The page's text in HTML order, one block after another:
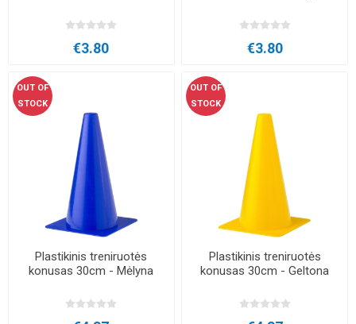
€3.80 €3.80
OUT OF
STOCK
Plastikinis treniruotės
konusas 30cm - Mėlyna
OUT OF
STOCK
Plastikinis treniruotės
konusas 30cm - Geltona